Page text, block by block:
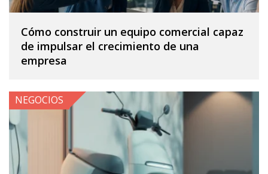
Cómo construir un equipo comercial capaz
de impulsar el crecimiento de una
empresa
NEGOCIOS